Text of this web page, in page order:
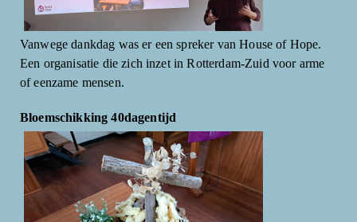
Vanwege dankdag was er een spreker van House of Hope.
Een organisatie die zich inzet in Rotterdam-Zuid voor arme
of eenzame mensen.
Bloemschikking 40dagentijd